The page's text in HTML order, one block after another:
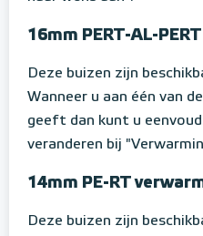
16mm PERT-AL-
Deze buizen zijn
Wanneer u aan één van
geeft dan kunt u
veranderen bij
14mm PE-RT
Deze buizen zijn